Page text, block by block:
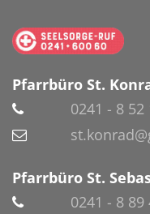
Pfarrbüro St.
0241 - 8 52
Pfarrbüro St.
0241 - 8 89